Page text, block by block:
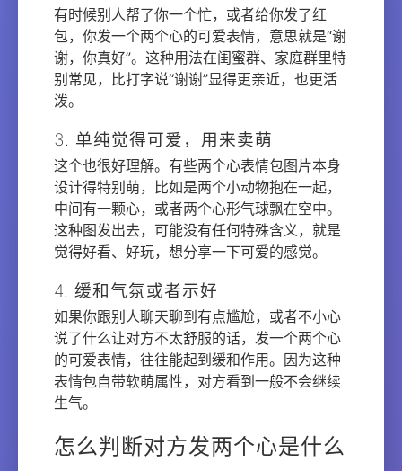
有时候别人帮了你一个忙，或者给你发了红
包，你发一个两个心的可爱表情，意思就是“谢
谢，你真好”。这种用法在闺蜜群、家庭群里特
别常见，比打字说“谢谢”显得更亲近，也更活
泼。
3. 单纯觉得可爱，用来卖萌
这个也很好理解。有些两个心表情包图片本身
设计得特别萌，比如是两个小动物抱在一起，
中间有一颗心，或者两个心形气球飘在空中。
这种图发出去，可能没有任何特殊含义，就是
觉得好看、好玩，想分享一下可爱的感觉。
4. 缓和气氛或者示好
如果你跟别人聊天聊到有点尴尬，或者不小心
说了什么让对方不太舒服的话，发一个两个心
的可爱表情，往往能起到缓和作用。因为这种
表情包自带软萌属性，对方看到一般不会继续
生气。
怎么判断对方发两个心是什么